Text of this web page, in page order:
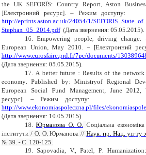
the UK SEFORÏS: Country Report, Aston
[Електронний ресурс]. – Режим доступу:
http://eprints.aston.ac.uk/24054/1/
Stephan_05_2014.pdf (Дата звернення: 05.05.2015).
16. Empowering people, driving
European Union, May 2010. – [Електронний
http://www.eurosfaire.prd.fr/7pc/documents/
(Дата звернення: 05.05.2015).
17. A better future : Results of the
economy.Published by: Ministryof Regional
European Social Fund Management, June2012,
ресурс]. – Режим доступу:
http://www.ekonomiaspoleczna.pl/files/
(Дата звернення: 10.05.2015).
18. Юрманова О. О. Соціальна
інститути / О. О. Юрманова // Наук. пр. Нац. ун-ту
№ 39. - С. 120-125.
19. Sapovadia, V., Patel, P.